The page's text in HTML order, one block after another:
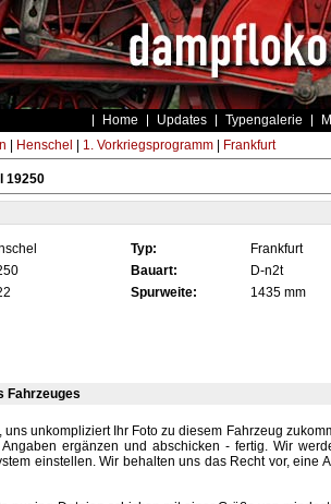
Home Updates Typengalerie
Henschel 1. Vorkriegsprogramm| Frankfurt
19250
Typ: Frankfurt
Bauart: D-n2t
Spurweite: 1435 mm
Fahrzeuges
uns unkompliziert Ihr Foto zu diesem Fahrzeug
ergänzen und abschicken - fertig. Wir
einstellen. Wir behalten uns das Recht vor, eine